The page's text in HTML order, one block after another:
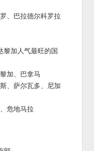
、巴拉德尔科罗拉
加人气最旺的国
加、巴拿马
、萨尔瓦多、尼加
危地马拉